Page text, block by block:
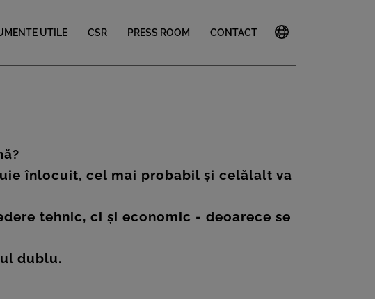
UTILE CSR PRESS ROOM CONTACT
înlocuit, cel mai probabil și celălalt va
tehnic, ci și economic - deoarece se
dublu.